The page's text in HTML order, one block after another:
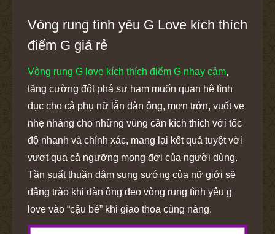
Vòng rung tình yêu G Love kích thích
điểm G giá rẻ
Vòng rung G love kích thích điểm G nhạy cảm,
tăng cường đột phá sự ham muốn quan hệ tình
dục cho cả phụ nữ lẫn đàn ông, mơn trớn, vuốt ve
nhẹ nhàng cho những vùng cần kích thích với tốc
độ nhanh và chính xác, mang lại kết quả tuyệt vời
vượt qua cả ngưỡng mong đợi của người dùng.
Tần suất thuần dâm sung sướng của nữ giới sẽ
dâng trào khi đàn ông đeo vòng rung tình yêu g
love vào “cậu bé” khi giao thoa cùng nàng.